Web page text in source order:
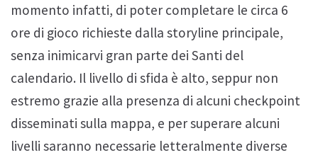
momento infatti, di poter completare le circa 6
ore di gioco richieste dalla storyline principale,
senza inimicarvi gran parte dei Santi del
calendario. Il livello di sfida è alto, seppur non
estremo grazie alla presenza di alcuni checkpoint
disseminati sulla mappa, e per superare alcuni
livelli saranno necessarie letteralmente diverse